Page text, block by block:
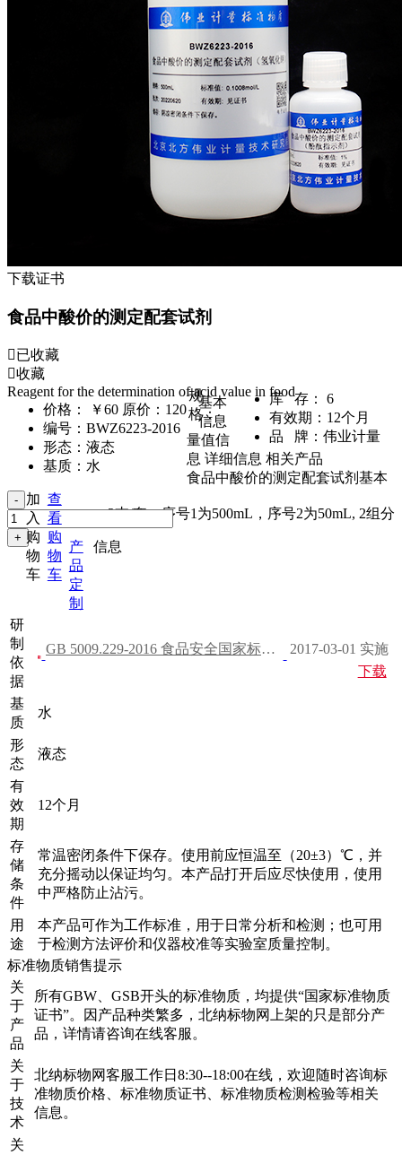
下载证书
食品中酸价的测定配套试剂
已收藏
收藏
Reagent for the determination of acid value in food
价格：
￥60 原价：120
编号： BWZ6223-2016
形态： 液态
基质： 水
库 存：
6
有效期： 12个月
品 牌： 伟业计量
规
格：
2支/套，序号1为500mL，序号2为50mL, 2组分
加
入
购
物
车
查
看
购
物
车
产
品
定
制
基本
信息
量值信
息 详细信息 相关产品
食品中酸价的测定配套试剂基本
信息
研
制
依
据
GB 5009.229-2016 食品安全国家标准 食品中酸价的测定
2017-03-01 实施
下载
基
质
水
形
态
液态
有
效
期
12个月
存
储
条
件
常温密闭条件下保存。使用前应恒温至（20±3）℃，并
充分摇动以保证均匀。本产品打开后应尽快使用，使用
中严格防止沾污。
用
途
本产品可作为工作标准，用于日常分析和检测；也可用
于检测方法评价和仪器校准等实验室质量控制。
标准物质销售提示
关
于
产
品
所有GBW、GSB开头的标准物质，均提供“国家标准物质
证书”。因产品种类繁多，北纳标物网上架的只是部分产
品，详情请咨询在线客服。
关
于
技
术
北纳标物网客服工作日8:30--18:00在线，欢迎随时咨询标
准物质价格、标准物质证书、标准物质检测检验等相关
信息。
关